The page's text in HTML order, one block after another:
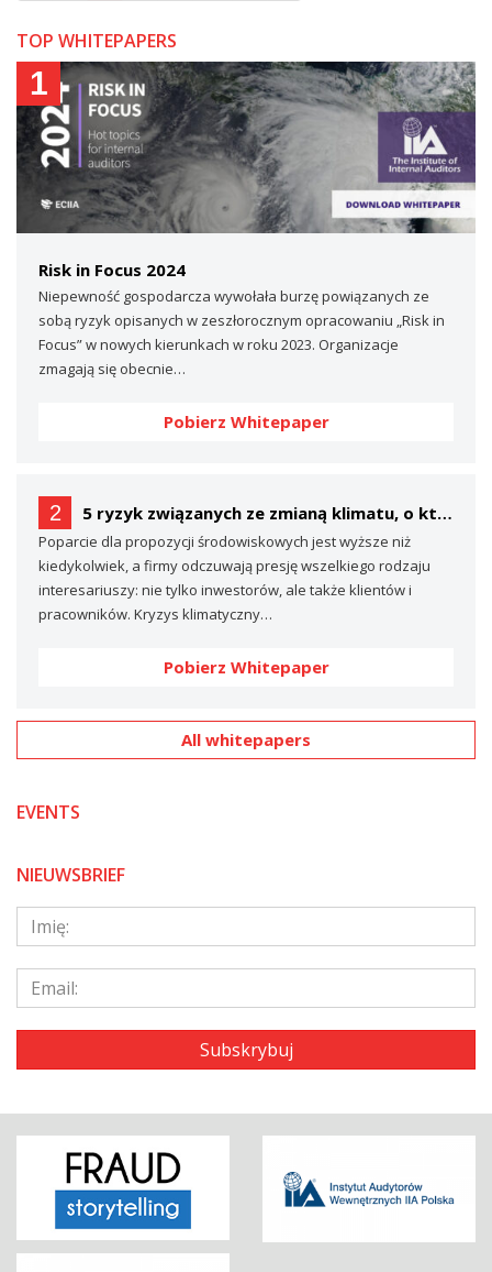
TOP WHITEPAPERS
1
Risk in Focus 2024
Niepewność gospodarcza wywołała burzę powiązanych ze
sobą ryzyk opisanych w zeszłorocznym opracowaniu „Risk in
Focus” w nowych kierunkach w roku 2023. Organizacje
zmagają się obecnie…
Pobierz Whitepaper
2 5 ryzyk związanych ze zmianą klimatu, o których prawdopodobnie nie mówisz… (a powinieneś)
Poparcie dla propozycji środowiskowych jest wyższe niż
kiedykolwiek, a firmy odczuwają presję wszelkiego rodzaju
interesariuszy: nie tylko inwestorów, ale także klientów i
pracowników. Kryzys klimatyczny…
Pobierz Whitepaper
All whitepapers
EVENTS
NIEUWSBRIEF